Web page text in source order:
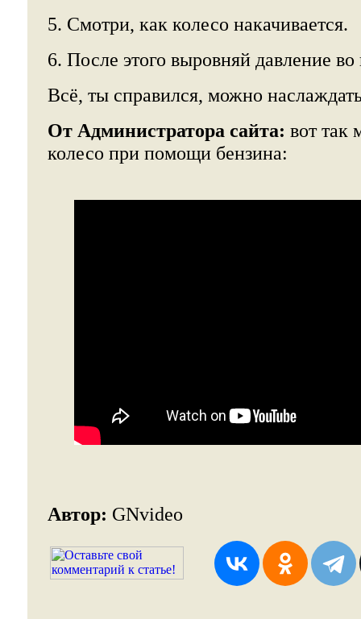
5. Смотри, как колесо накачивается.
6. После этого выровняй давление во
Всё, ты справился, можно
От Администратора сайта: вот так
колесо при помощи бензина:
Автор: GNvideo